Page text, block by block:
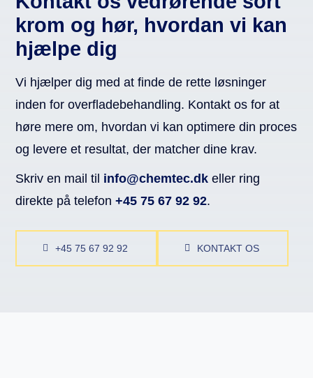
krom og hør, hvordan vi kan
hjælpe dig
Vi hjælper dig med at finde de rette løsninger
inden for overfladebehandling. Kontakt os for at
høre mere om, hvordan vi kan optimere din proces
og levere et resultat, der matcher dine krav.
Skriv en mail til info@chemtec.dk eller ring
direkte på telefon+45 75 67 92 92.
+45 75 67 92 92 KONTAKT OS